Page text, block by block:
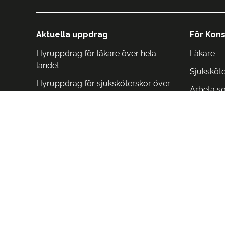
Aktuella uppdrag
Hyruppdrag för läkare över hela
landet
Hyruppdrag för sjuksköterskor över
För
Läkare
Arbeta